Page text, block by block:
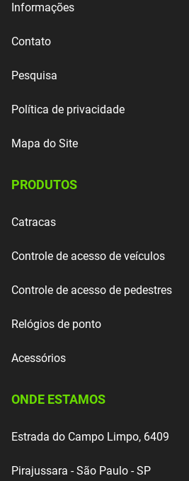
Informações
Contato
Pesquisa
Política de privacidade
Mapa do Site
PRODUTOS
Catracas
Controle de acesso de veículos
Controle de acesso de pedestres
Relógios de ponto
Acessórios
ONDE ESTAMOS
Estrada do Campo Limpo, 6409
Pirajussara - São Paulo - SP